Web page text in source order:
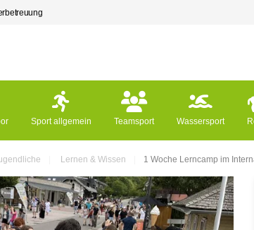
Sport allgemein Teamsport Wassersport
Lernen & Wissen 1 Woche Lerncamp im